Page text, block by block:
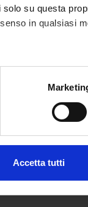
su questa
in qualsiasi
metro,
che hai fornito
Accetta tutti